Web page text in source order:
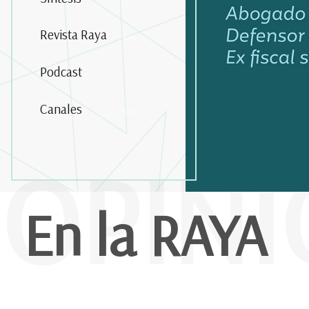
Revista Raya
Podcast
Canales
En la RAYA